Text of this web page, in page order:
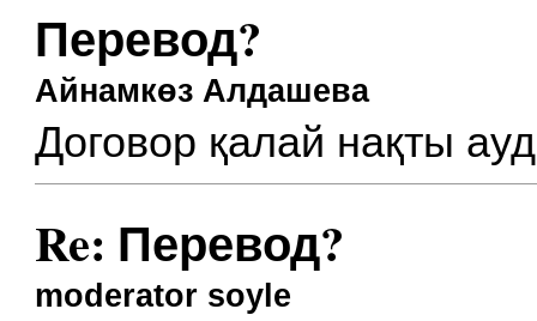
Перевод?
Айнамкөз Алдашева
Договор қалай нақты
Re: Перевод?
moderator soyle